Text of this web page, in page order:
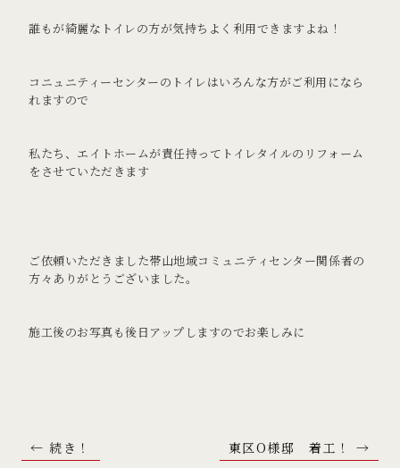
誰もが綺麗なトイレの方が気持ちよく利用できますよね！
コニュニティーセンターのトイレはいろんな方がご利用になら
れますので
私たち、エイトホームが責任持ってトイレタイルのリフォーム
をさせていただきます
ご依頼いただきました帯山地域コミュニティセンター関係者の
方々ありがとうございました。
施工後のお写真も後日アップしますのでお楽しみに
← 続き！ 東区O様邸 着工！ →